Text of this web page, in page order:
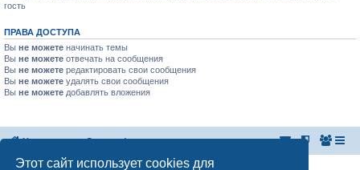
Этот сайт использует cookies для
гость
ПРАВА ДОСТУПА
Вы не можете начинать темы
Вы не можете отвечать на сообщения
Вы не можете редактировать свои сообщения
Вы не можете удалять свои сообщения
Вы не можете добавлять вложения
На главную Список форумов
Российская Ассоциация Развития Игорного Бизнеса